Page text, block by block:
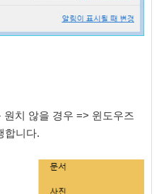
치 않을 경우 => 윈도우즈
합니다.